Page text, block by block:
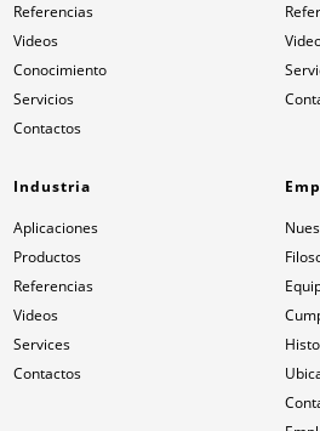
Referencias
Videos
Conocimiento
Servicios
Contactos
Industria
Aplicaciones
Productos
Referencias
Videos
Services
Contactos